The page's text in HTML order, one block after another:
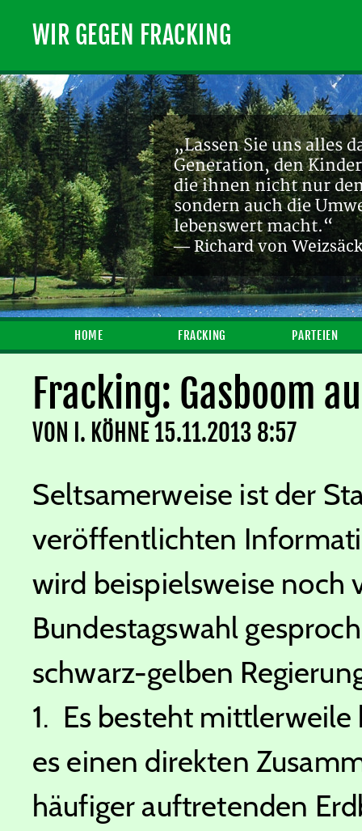
WIR GEGEN FRACKING
„Lassen Sie uns alles
Generation, den
die ihnen nicht nur
sondern auch die
lebenswert macht.“
— Richard von
HOME FRACKING PARTEIEN
Fracking: Gasboom
VON I. KÖHNE15.11.2013 8:57
Seltsamerweise ist der
veröffentlichten
wird beispielsweise
Bundestagswahl
schwarz-gelben
1. Es besteht mittlerweile
es einen direkten
häufiger auftretenden